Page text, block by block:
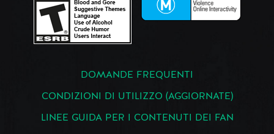
DOMANDE FREQUENTI
CONDIZIONI DI UTILIZZO (AGGIORNATE)
LINEE GUIDA PER I CONTENUTI DEI FAN